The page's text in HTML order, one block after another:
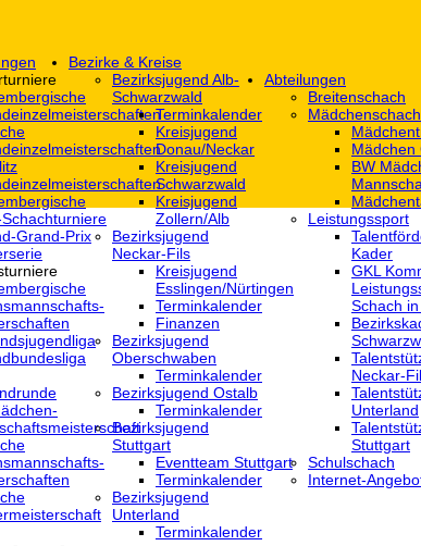
Grand-Prix
Bezirke & Kreise
Bezirksjugend Alb-
Schwarzwald
Terminkalender
Kreisjugend
Donau/Neckar
Kreisjugend
Schwarzwald
Kreisjugend
Zollern/Alb
Bezirksjugend
Neckar-Fils
Kreisjugend
‎Esslingen/Nürtingen
Terminkalender
Finanzen
Bezirksjugend
Oberschwaben
Terminkalender
Bezirksjugend Ostalb
Terminkalender
Bezirksjugend
Stuttgart
‎Eventteam Stuttgart
Terminkalender
Bezirksjugend
Unterland
Terminkalender
Abteilungen
Breitenschach
Mädchenschach
Mädchen
BW
Leistungssport
Kader
GKL
Schach
Neckar-
Unterland
Stuttgart
Schulschach
Internet-